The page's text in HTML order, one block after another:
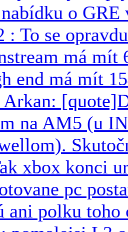
o GRE
: To se
má
end má mít
na AM5 (u
xbox konci
pc
ani polku toho